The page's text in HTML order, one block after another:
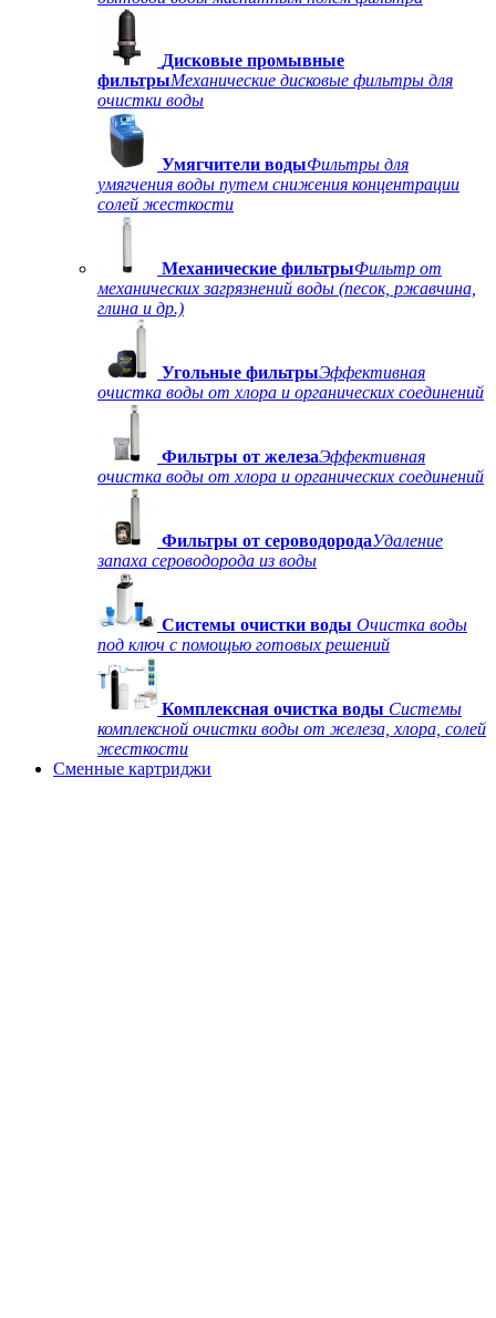
Дисковые промывные
фильтрыМеханические дисковые фильтры для
очистки воды
Умягчители водыФильтры для
умягчения воды путем снижения концентрации
солей жесткости
Механические фильтрыФильтр от
механических загрязнений воды (песок, ржавчина,
глина и др.)
Угольные фильтрыЭффективная
очистка воды от хлора и органических соединений
Фильтры от железаЭффективная
очистка воды от хлора и органических соединений
Фильтры от сероводородаУдаление
запаха сероводорода из воды
Системы очистки воды Очистка воды
под ключ с помощью готовых решений
Комплексная очистка воды Системы
комплексной очистки воды от железа, хлора, солей
жесткости
Сменные картриджи